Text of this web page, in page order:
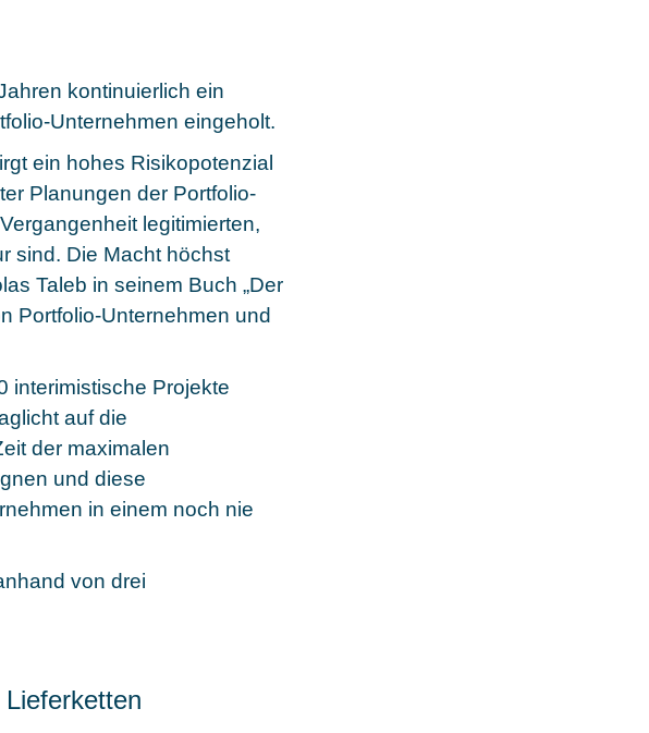
kontinuierlich ein
Unternehmen eingeholt.
ein hohes Risikopotenzial
Planungen der Portfolio-
legitimierten,
sind. Die Macht höchst
Taleb in seinem Buch „Der
Portfolio-Unternehmen und
interimistische Projekte
auf die
der maximalen
und diese
in einem noch nie
von drei